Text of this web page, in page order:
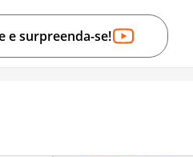
e surpreenda-se!